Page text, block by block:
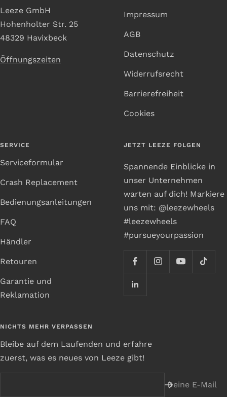
Leeze GmbH
Hohenholter Str. 25
48329 Havixbeck
Öffnungszeiten
Impressum
AGB
Datenschutz
Widerrufsrecht
Barrierefreiheit
Cookies
SERVICE
Serviceformular
Crash Replacement
Bedienungsanleitungen
FAQ
Händler
Retouren
Garantie und
Reklamation
JETZT LEEZE FOLGEN
Spannende Einblicke in
unser Unternehmen
warten auf dich! Markiere
uns mit: @leezewheels
#leezewheels
#pursueyourpassion
NICHTS MEHR VERPASSEN
Bleibe auf dem Laufenden und erfahre
zuerst, was es neues von Leeze gibt!
Deine E-Mail